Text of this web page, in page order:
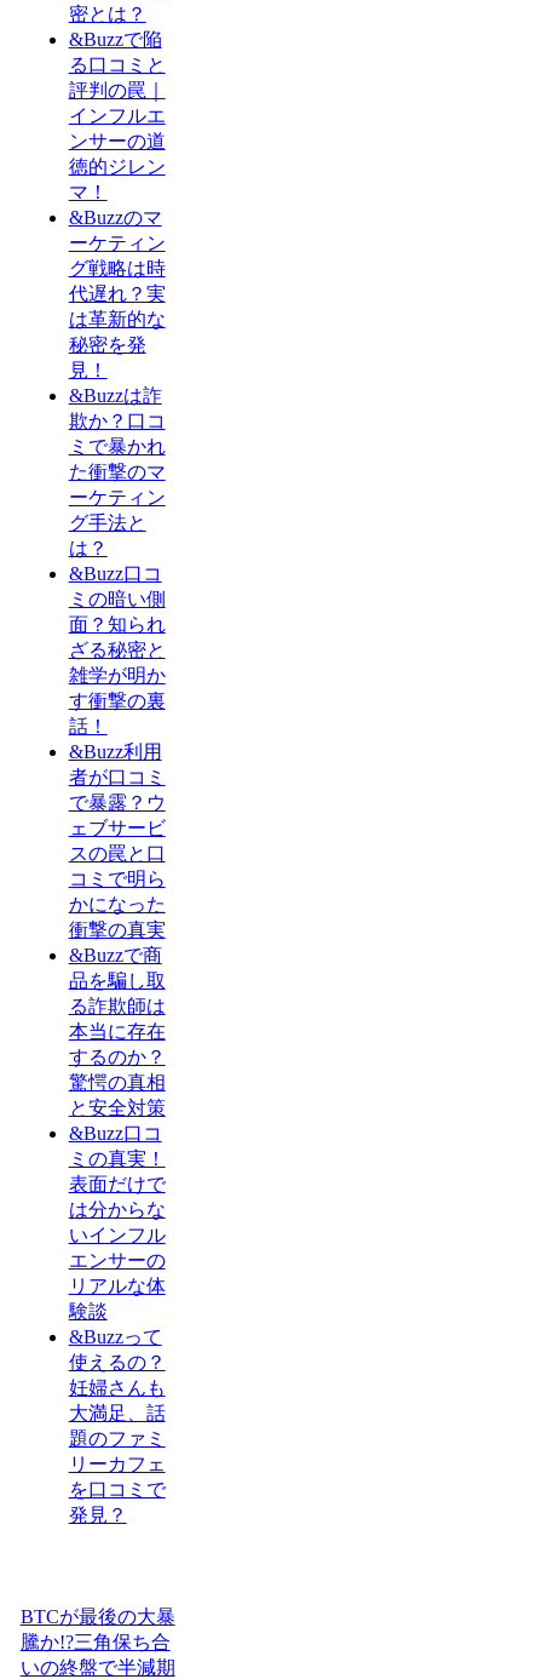
密とは？
&Buzzで陥
る口コミと
評判の罠｜
インフルエ
ンサーの道
徳的ジレン
マ！
&Buzzのマ
ーケティン
グ戦略は時
代遅れ？実
は革新的な
秘密を発
見！
&Buzzは詐
欺か？口コ
ミで暴かれ
た衝撃のマ
ーケティン
グ手法と
は？
&Buzz口コ
ミの暗い側
面？知られ
ざる秘密と
雑学が明か
す衝撃の裏
話！
&Buzz利用
者が口コミ
で暴露？ウ
ェブサービ
スの罠と口
コミで明ら
かになった
衝撃の真実
&Buzzで商
品を騙し取
る詐欺師は
本当に存在
するのか？
驚愕の真相
と安全対策
&Buzz口コ
ミの真実！
表面だけで
は分からな
いインフル
エンサーの
リアルな体
験談
&Buzzって
使えるの？
妊婦さんも
大満足、話
題のファミ
リーカフェ
を口コミで
発見？
BTCが最後の大暴
騰か!?三角保ち合
いの終盤で半減期